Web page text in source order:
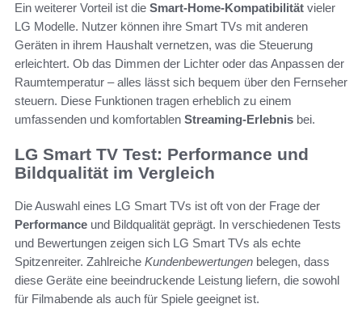
Ein weiterer Vorteil ist die Smart-Home-Kompatibilität vieler
LG Modelle. Nutzer können ihre Smart TVs mit anderen
Geräten in ihrem Haushalt vernetzen, was die Steuerung
erleichtert. Ob das Dimmen der Lichter oder das Anpassen der
Raumtemperatur – alles lässt sich bequem über den Fernseher
steuern. Diese Funktionen tragen erheblich zu einem
umfassenden und komfortablen Streaming-Erlebnis bei.
LG Smart TV Test: Performance und
Bildqualität im Vergleich
Die Auswahl eines LG Smart TVs ist oft von der Frage der
Performance und Bildqualität geprägt. In verschiedenen Tests
und Bewertungen zeigen sich LG Smart TVs als echte
Spitzenreiter. Zahlreiche Kundenbewertungen belegen, dass
diese Geräte eine beeindruckende Leistung liefern, die sowohl
für Filmabende als auch für Spiele geeignet ist.